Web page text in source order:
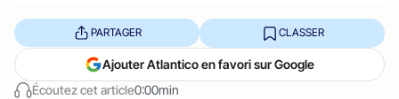
Écoutez cet article0:00min
PARTAGER CLASSER
Ajouter Atlantico en favori sur Google